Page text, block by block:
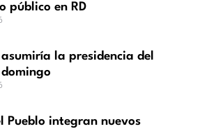
público en RD
la presidencia del
domingo
Pueblo integran nuevos